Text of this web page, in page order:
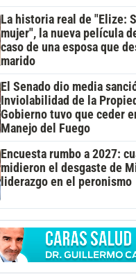
La historia real de "Elize:
mujer", la nueva película
caso de una esposa que
marido
El Senado dio media
Inviolabilidad de la
Gobierno tuvo que ceder
Manejo del Fuego
Encuesta rumbo a 2027:
midieron el desgaste de
liderazgo en el peronismo